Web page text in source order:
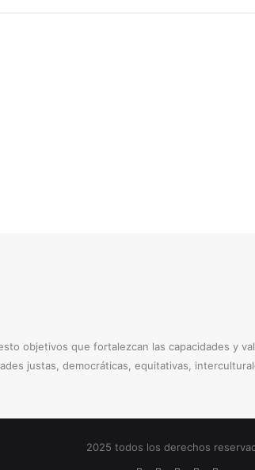
objetivos que fortalezcan las capacidades y
justas, democráticas, equitativas,
2025 todos los derechos